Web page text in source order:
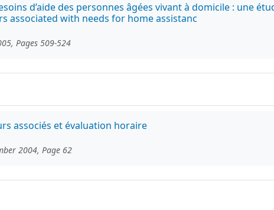
d’aide des personnes âgées vivant à domicile : une
associated with needs for home assistanc
Pages 509-524
associés et évaluation horaire
2004, Page 62